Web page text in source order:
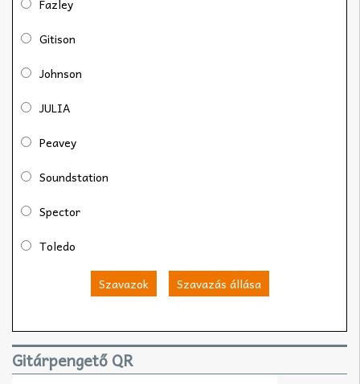
Fazley
Gitison
Johnson
JULIA
Peavey
Soundstation
Spector
Toledo
Szavazok Szavazás állása
Gitárpengető QR